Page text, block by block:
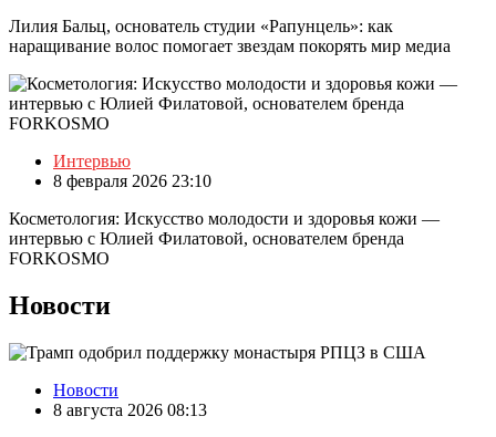
Лилия Бальц, основатель студии «Рапунцель»: как
наращивание волос помогает звездам покорять мир медиа
Интервью
8 февраля 2026 23:10
Косметология: Искусство молодости и здоровья кожи —
интервью с Юлией Филатовой, основателем бренда
FORKOSMO
Новости
Новости
8 августа 2026 08:13